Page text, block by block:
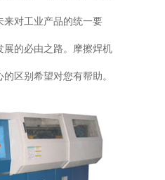
对工业产品的统一要
的必由之路。摩擦焊机
区别希望对您有帮助。